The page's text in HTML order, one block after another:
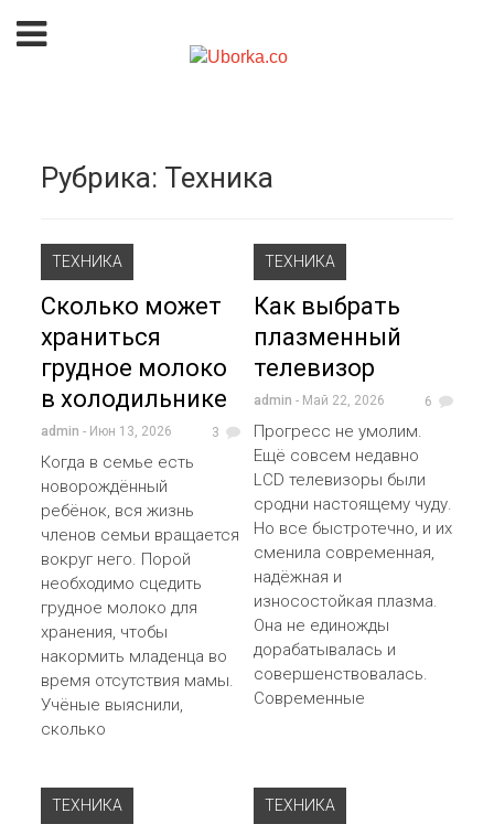
Рубрика: Техника
ТЕХНИКА
Сколько может
храниться
грудное молоко
в холодильнике
admin - Июн 13, 2026 3
Когда в семье есть
новорождённый
ребёнок, вся жизнь
членов семьи вращается
вокруг него. Порой
необходимо сцедить
грудное молоко для
хранения, чтобы
накормить младенца во
время отсутствия мамы.
Учёные выяснили,
сколько
ТЕХНИКА
Как выбрать
плазменный
телевизор
admin - Май 22, 2026 6
Прогресс не умолим.
Ещё совсем недавно
LCD телевизоры были
сродни настоящему чуду.
Но все быстротечно, и их
сменила современная,
надёжная и
износостойкая плазма.
Она не единожды
дорабатывалась и
совершенствовалась.
Современные
ТЕХНИКА ТЕХНИКА